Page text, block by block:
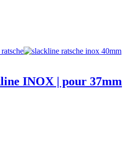
INOX | pour 37mm